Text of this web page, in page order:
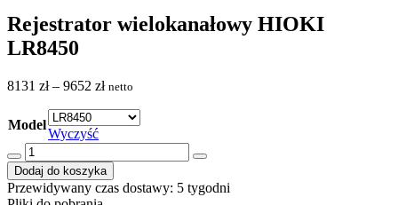
Rejestrator wielokanałowy HIOKI
LR8450
8131 zł – 9652 złZakres
do
9652 zł
netto
Model
Wyczyść
ilość
Rejestrator
wielokanałowy
HIOKI
Dodaj do koszyka
Przewidywany czas dostawy: 5 tygodni